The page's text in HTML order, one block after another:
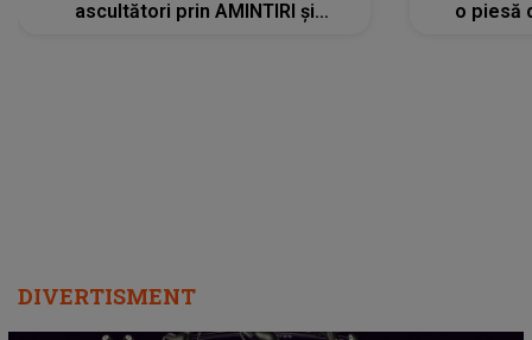
ascultători prin AMINTIRI și
o piesă
DIVERTISMENT